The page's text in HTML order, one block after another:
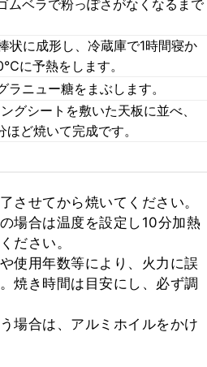
ムベラで粉っぽさがなくなるまで
状に成形し、冷蔵庫で1時間寝か
に予熱をします。
ニュー糖をまぶします。
グシートを敷いた天板に並べ、
ど焼いて完成です。
させてから焼いてください。
場合は温度を設定し10分加熱
ださい。
使用年数等により、火力に誤
焼き時間は目安にし、必ず調
場合は、アルミホイルをかけ